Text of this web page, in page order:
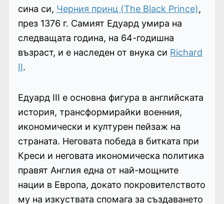
сина си, Черния принц (The Black Prince),
през 1376 г. Самият Едуард умира на
следващата година, на 64-годишна
възраст, и е наследен от внука си Richard
II.
Едуард III е основна фигура в английската
история, трансформирайки военния,
икономически и културен пейзаж на
страната. Неговата победа в битката при
Креси и неговата икономическа политика
прaвят Англия една от най-мощните
нации в Европа, докато покровителството
му на изкуствата спомага за създаването